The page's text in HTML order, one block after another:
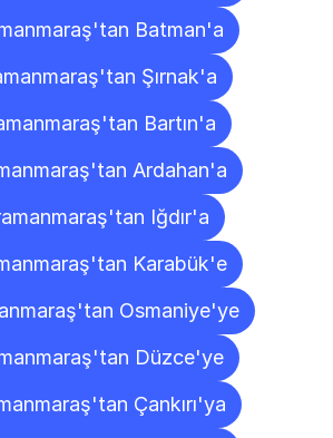
Batman'a
Şırnak'a
Bartın'a
Ardahan'a
Iğdır'a
Karabük'e
Osmaniye'ye
Düzce'ye
Çankırı'ya